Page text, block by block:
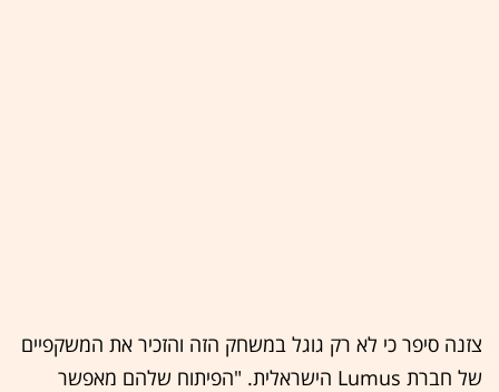
צזנה סיפר כי לא רק גוגל במשחק הזה והזכיר את המשקפיים
של חברת Lumus הישראלית. "הפיתוח שלהם מאפשר